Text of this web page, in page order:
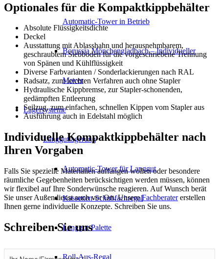
Automatic-Tower in Betrieb
Borussia Mönchengladbach – Individueller
Mover
Lagersysteme
Langgutlagerung
Automatic-Tower für Langgut
Kassetten-Schubfachregal
Langgut-Palette
Roll-Aus-Regal
Optionales für die Kompaktkippbehälter
Absolute Flüssigkeitsdichte
Deckel
Ausstattung mit Ablasshahn und herausnehmbarem,
geschraubtem Siebboden für die vorgeschriebene Trennung
von Spänen und Kühlflüssigkeit
Diverse Farbvarianten / Sonderlackierungen nach RAL
Radsatz, zum leichten Verfahren auch ohne Stapler
Hydraulische Kippbremse, zur Stapler-schonenden,
gedämpften Entleerung
Seilzug, zum einfachen, schnellen Kippen vom Stapler aus
Ausführung auch in Edelstahl möglich
Individuelle Kompaktkippbehälter nach
Ihren Vorgaben
Falls Sie spezielle Materialien auffangen wollen oder besondere
räumliche Gegebenheiten berücksichtigen werden müssen, können
wir flexibel auf Ihre Sonderwünsche reagieren. Auf Wunsch berät
Sie unser Außendienst auch vor Ort. UnsereFachberatererstellen
Ihnen gerne individuelle Konzepte. Schreiben Sie uns.
Schreiben Sie uns